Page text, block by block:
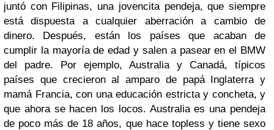
juntó con Filipinas, una jovencita pendeja, que siempre
está dispuesta a cualquier aberración a cambio de
dinero. Después, están los países que acaban de
cumplir la mayoría de edad y salen a pasear en el BMW
del padre. Por ejemplo, Australia y Canadá, típicos
países que crecieron al amparo de papá Inglaterra y
mamá Francia, con una educación estricta y concheta, y
que ahora se hacen los locos. Australia es una pendeja
de poco más de 18 años, que hace topless y tiene sexo